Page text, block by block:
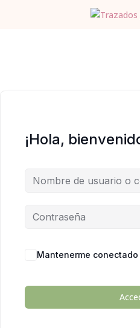
¡Hola,
Mantenerme conectado